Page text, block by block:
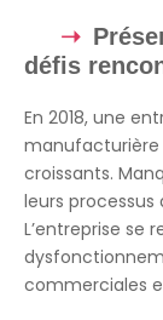
défis
En 2018, une
manufacturière
croissants.
leurs
L’entreprise
commerciales